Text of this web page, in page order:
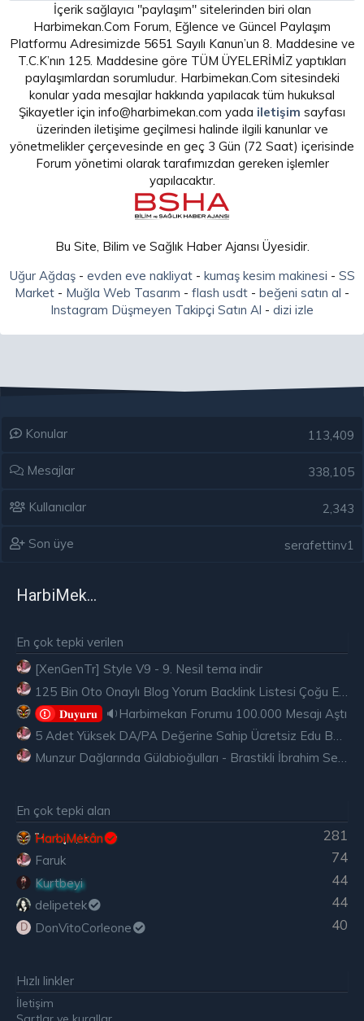
İçerik sağlayıcı "paylaşım" sitelerinden biri olan
Harbimekan.Com Forum, Eğlence ve Güncel Paylaşım
Platformu Adresimizde 5651 Sayılı Kanun’un 8. Maddesine ve
T.C.K’nın 125. Maddesine göre TÜM ÜYELERİMİZ yaptıkları
paylaşımlardan sorumludur. Harbimekan.Com sitesindeki
konular yada mesajlar hakkında yapılacak tüm hukuksal
Şikayetler için info@harbimekan.com yada iletişim sayfası
üzerinden iletişime geçilmesi halinde ilgili kanunlar ve
yönetmelikler çerçevesinde en geç 3 Gün (72 Saat) içerisinde
Forum yönetimi olarak tarafımızdan gereken işlemler
yapılacaktır.
Bu Site, Bilim ve Sağlık Haber Ajansı Üyesidir.
Uğur Ağdaş- evden eve nakliyat- kumaş kesim makinesi - SS
Market - Muğla Web Tasarım - flash usdt - beğeni satın al -
Instagram Düşmeyen Takipçi Satın Al - dizi izle
Konular 113,409
Mesajlar 338,105
Kullanıcılar 2,343
Son üye serafettinv1
HarbiMekân
En çok tepki verilen
[XenGenTr] Style V9 - 9. Nesil tema indir
𝐃𝐮𝐲𝐮𝐫𝐮
🔉Harbimekan Forumu 100.000 Mesajı Aştı
5 Adet Yüksek DA/PA Değerine Sahip Ücretsiz Edu Backlink
Munzur Dağlarında Gülabioğulları - Brastikli İbrahim Sevindik
En çok tepki alan
281
HarbiMekân
74
Faruk
44
Kurtbeyi
44
delipetek
D 40
DonVitoCorleone
Hızlı linkler
İletişim